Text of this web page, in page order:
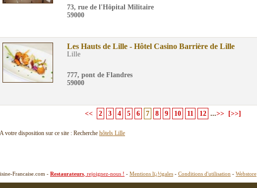
73, rue de l'Hôpital Militaire
59000
Les Hauts de Lille - Hôtel Casino Barrière de Lille
Lille
777, pont de Flandres
59000
<< 2 3 4 5 6 7 8 9 10 11 12 ...>> [>>]
A votre disposition sur ce site : Recherche hôtels Lille
Francaise.com - Restaurateurs , rejoignez-nous ! - Mentions lï¿½gales - Conditions d'utilisation - Webstore